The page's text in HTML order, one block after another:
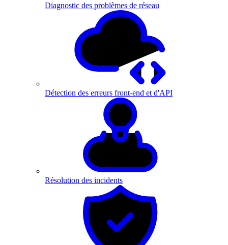
Diagnostic des problèmes de réseau
Détection des erreurs front-end et d'API
Résolution des incidents